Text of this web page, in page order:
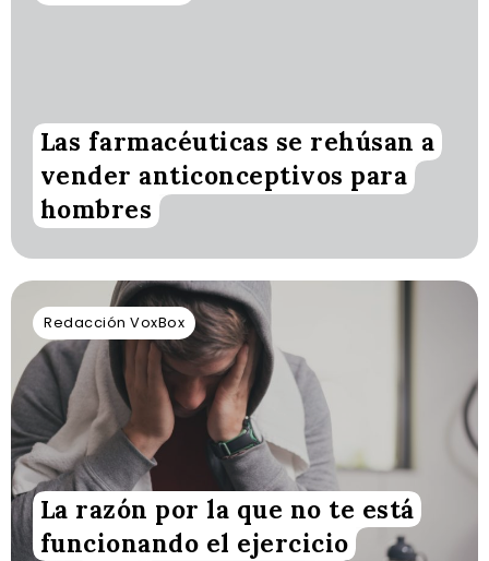
Las farmacéuticas se rehúsan a
vender anticonceptivos para
hombres
Redacción VoxBox
La razón por la que no te está
funcionando el ejercicio